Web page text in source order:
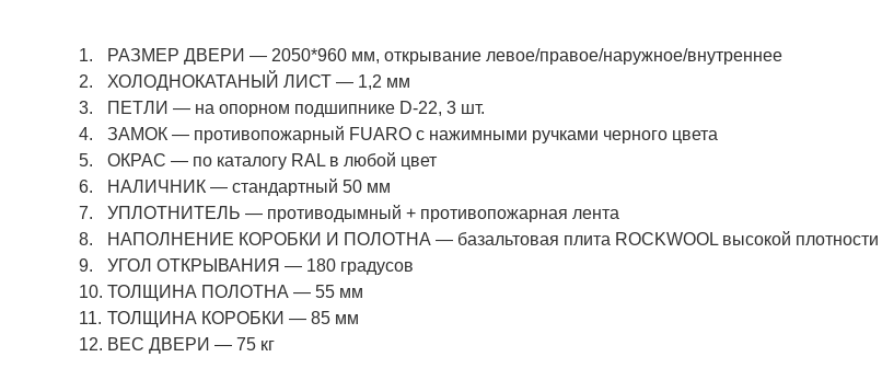
РАЗМЕР ДВЕРИ — 2050*960 мм, открывание левое/правое/наружное/внутреннее
ХОЛОДНОКАТАНЫЙ ЛИСТ — 1,2 мм
ПЕТЛИ — на опорном подшипнике D-22, 3 шт.
ЗАМОК — противопожарный FUARO с нажимными ручками черного цвета
ОКРАС — по каталогу RAL в любой цвет​​​​​​​
НАЛИЧНИК — стандартный 50 мм
УПЛОТНИТЕЛЬ — противодымный + противопожарная лента
НАПОЛНЕНИЕ КОРОБКИ И ПОЛОТНА — базальтовая плита ROCKWOOL высокой плотности
УГОЛ ОТКРЫВАНИЯ — 180 градусов
ТОЛЩИНА ПОЛОТНА — 55 мм
ТОЛЩИНА КОРОБКИ — 85 мм
ВЕС ДВЕРИ — 75 кг